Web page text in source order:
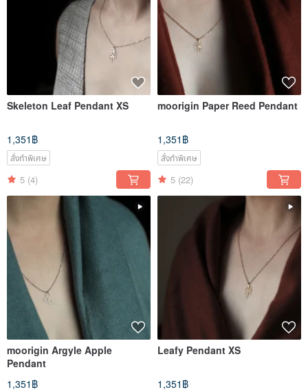
Skeleton Leaf Pendant XS
1,351฿
สั่งทำพิเศษ
5 (4)
moorigin Paper Reed Pendant
1,351฿
สั่งทำพิเศษ
5 (22)
moorigin Argyle Apple
Pendant
1,351฿
Leafy Pendant XS
1,351฿